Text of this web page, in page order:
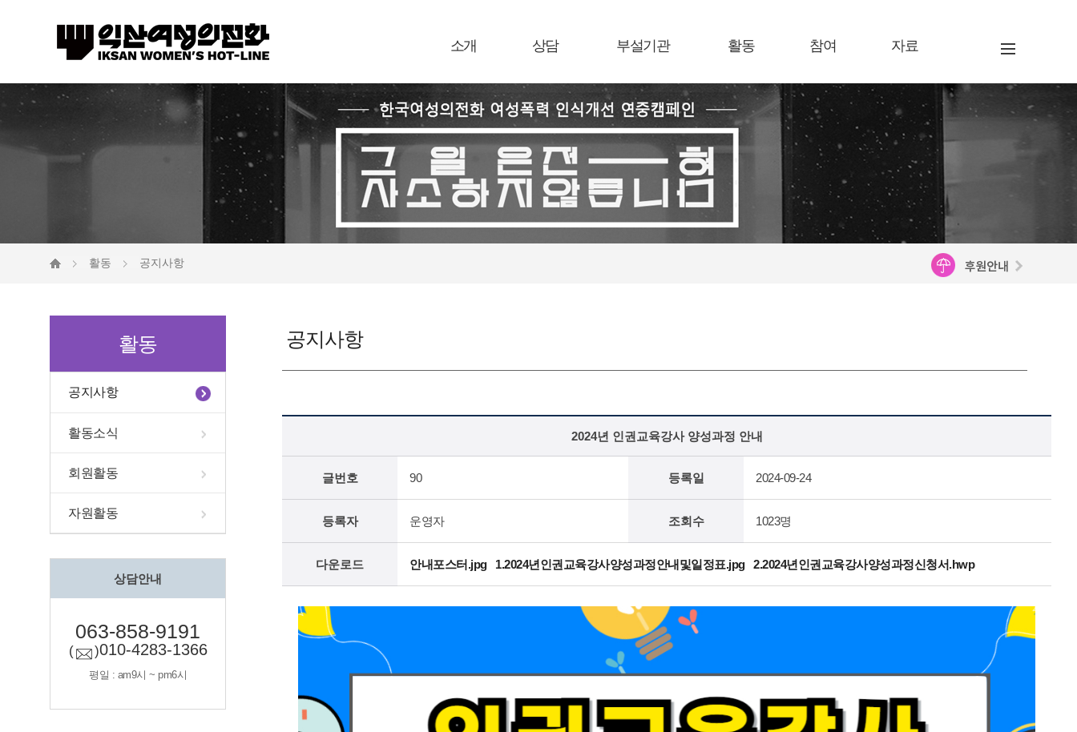
소개 상담 부설기관 활동 참여 자료
활동 공지사항
활동
공지사항
활동소식
회원활동
자원활동
상담안내
063-858-9191
( )010-4283-1366
평일 : am9시 ~ pm6시
공지사항
2024년 인권교육강사 양성과정 안내
글번호 90 등록일 2024-09-24
등록자 운영자 조회수 1023명
다운로드 안내포스터.jpg 1.2024년인권교육강사양성과정안내및일정표.jpg 2.2024년인권교육강사양성과정신청서.hwp